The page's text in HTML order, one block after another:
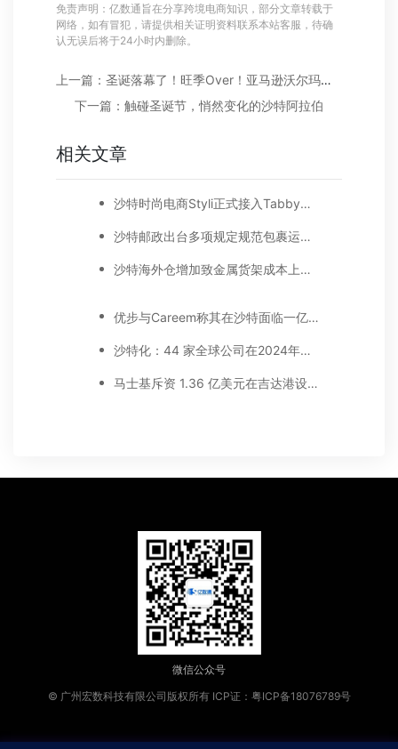
免责声明：亿数通旨在分享跨境电商知识，部分文章转载于
网络，如有冒犯，请提供相关证明资料联系本站客服，待确
认无误后将于24小时内删除。
上一篇：圣诞落幕了！旺季Over！亚马逊沃尔玛卖家今年到底干得怎样
下一篇：触碰圣诞节，悄然变化的沙特阿拉伯
相关文章
沙特时尚电商Styli正式接入Tabby先买后付服务;沙特利雅得申办2030年世博会
沙特邮政出台多项规定规范包裹运输!​Facebook因中东用户对品牌信任度下降而计划改名！
沙特海外仓增加致金属货架成本上涨!阿联酋邮政已为亚马逊递送150万个包裹!
优步与Careem称其在沙特面临一亿美元的未付账单!卡塔尔与欧盟签署全面航空运输协议
沙特化：44 家全球公司在2024年截止日期前将地区总部迁至利雅得
马士基斥资 1.36 亿美元在吉达港设立物流中心;Aramex沙特新开物流中心，直连沙特海关系统加速清关派送
微信公众号
© 广州宏数科技有限公司版权所有 ICP证：粤ICP备18076789号